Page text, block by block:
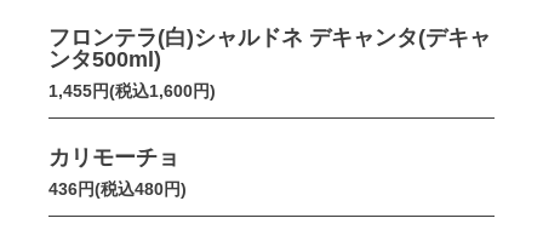
フロンテラ(白)シャルドネ デキャンタ(デキャ
ンタ500ml)
1,455円(税込1,600円)
カリモーチョ
436円(税込480円)